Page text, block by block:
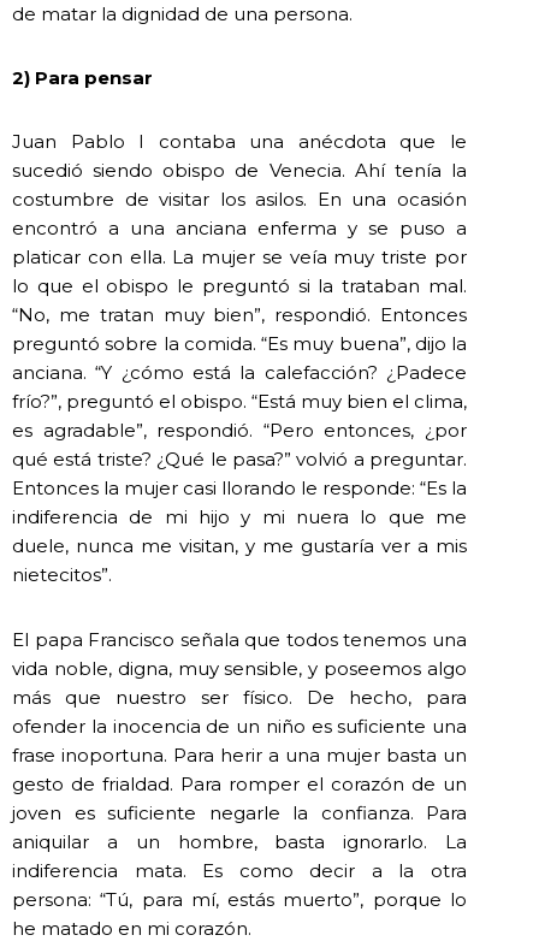
de matar la dignidad de una persona.
2) Para pensar
Juan Pablo I contaba una anécdota que le
sucedió siendo obispo de Venecia. Ahí tenía la
costumbre de visitar los asilos. En una ocasión
encontró a una anciana enferma y se puso a
platicar con ella. La mujer se veía muy triste por
lo que el obispo le preguntó si la trataban mal.
“No, me tratan muy bien”, respondió. Entonces
preguntó sobre la comida. “Es muy buena”, dijo la
anciana. “Y ¿cómo está la calefacción? ¿Padece
frío?”, preguntó el obispo. “Está muy bien el clima,
es agradable”, respondió. “Pero entonces, ¿por
qué está triste? ¿Qué le pasa?” volvió a preguntar.
Entonces la mujer casi llorando le responde: “Es la
indiferencia de mi hijo y mi nuera lo que me
duele, nunca me visitan, y me gustaría ver a mis
nietecitos”.
El papa Francisco señala que todos tenemos una
vida noble, digna, muy sensible, y poseemos algo
más que nuestro ser físico. De hecho, para
ofender la inocencia de un niño es suficiente una
frase inoportuna. Para herir a una mujer basta un
gesto de frialdad. Para romper el corazón de un
joven es suficiente negarle la confianza. Para
aniquilar a un hombre, basta ignorarlo. La
indiferencia mata. Es como decir a la otra
persona: “Tú, para mí, estás muerto”, porque lo
he matado en mi corazón.